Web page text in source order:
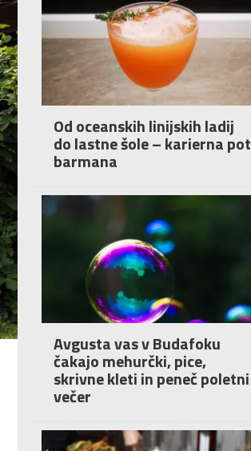
Od oceanskih linijskih ladij
do lastne šole – karierna pot
barmana
Avgusta vas v Budafoku
čakajo mehurčki, pice,
skrivne kleti in peneč poletni
večer